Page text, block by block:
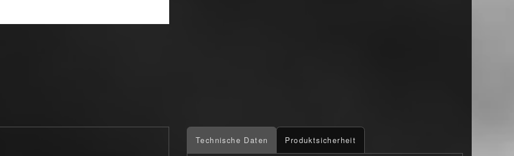
Technische Daten Produktsicherheit